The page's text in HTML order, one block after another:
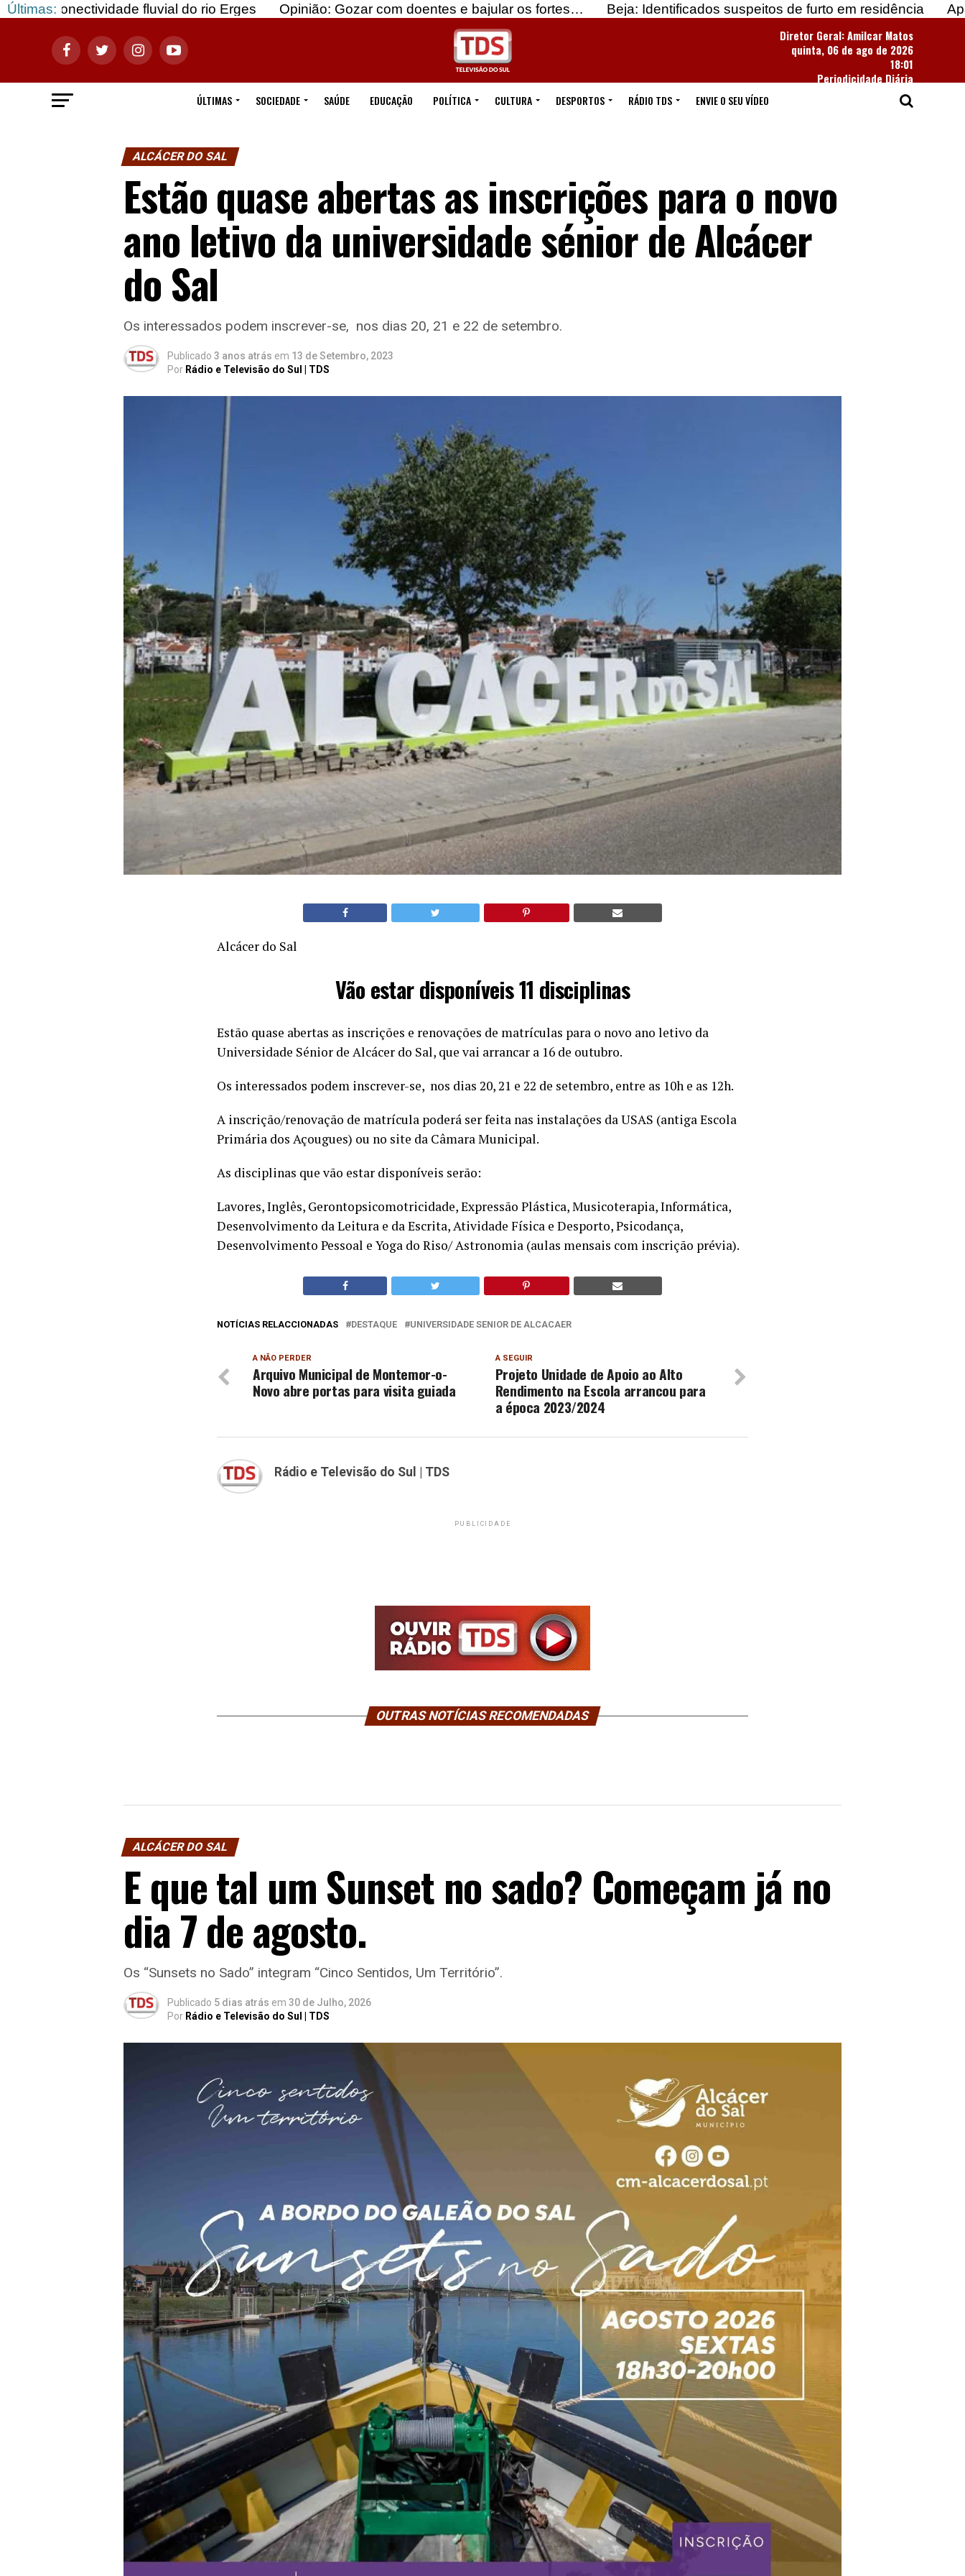
Últimas:fluvial do rio Erges Opinião: Gozar com doentes e bajular os fortes… Beja: Identificados suspeitos de furto em residência
Apreendidas
Diretor Geral: Amilcar Matos
quinta, 06 de ago de 2026
18:01
Periodicidade Diária
ÚLTIMAS
SOCIEDADE SAÚDE EDUCAÇÃO POLÍTICA CULTURA DESPORTOS RÁDIO TDS ENVIE O SEU VÍDEO
ALCÁCER DO SAL
Estão quase abertas as inscrições para o novo
ano letivo da universidade sénior de Alcácer
do Sal
Os interessados podem inscrever-se, nos dias 20, 21 e 22 de setembro.
Publicado 3 anos atrás em 13 de Setembro, 2023
Por Rádio e Televisão do Sul | TDS
Alcácer do Sal
Vão estar disponíveis 11 disciplinas
Estão quase abertas as inscrições e renovações de matrículas para o novo ano letivo da
Universidade Sénior de Alcácer do Sal, que vai arrancar a 16 de outubro.
Os interessados podem inscrever-se, nos dias 20, 21 e 22 de setembro, entre as 10h e as 12h.
A inscrição/renovação de matrícula poderá ser feita nas instalações da USAS (antiga Escola
Primária dos Açougues) ou no site da Câmara Municipal.
As disciplinas que vão estar disponíveis serão:
Lavores, Inglês, Gerontopsicomotricidade, Expressão Plástica, Musicoterapia, Informática,
Desenvolvimento da Leitura e da Escrita, Atividade Física e Desporto, Psicodança,
Desenvolvimento Pessoal e Yoga do Riso/ Astronomia (aulas mensais com inscrição prévia).
NOTÍCIAS RELACCIONADAS DESTAQUE UNIVERSIDADE SENIOR DE ALCACAER
A SEGUIR
Projeto Unidade de Apoio ao Alto
Rendimento na Escola arrancou para
a época 2023/2024
A NÃO PERDER
Arquivo Municipal de Montemor-o-
Novo abre portas para visita guiada
Rádio e Televisão do Sul | TDS
PUBLICIDADE
OUTRAS NOTÍCIAS RECOMENDADAS
ALCÁCER DO SAL
E que tal um Sunset no sado? Começam já no
dia 7 de agosto.
Os “Sunsets no Sado” integram “Cinco Sentidos, Um Território”.
Publicado 5 dias atrás em 30 de Julho, 2026
Por Rádio e Televisão do Sul | TDS